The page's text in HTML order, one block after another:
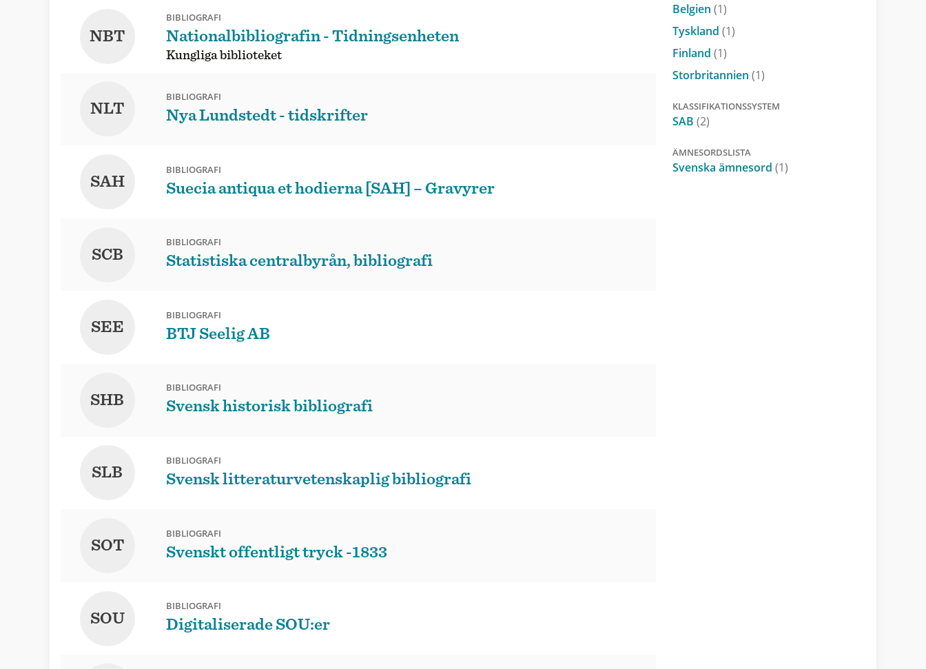
NBT
BIBLIOGRAFI
Nationalbibliografin - Tidningsenheten
Kungliga biblioteket
NLT
BIBLIOGRAFI
Nya Lundstedt - tidskrifter
SAH
BIBLIOGRAFI
Suecia antiqua et hodierna [SAH] – Gravyrer
SCB
BIBLIOGRAFI
Statistiska centralbyrån, bibliografi
SEE
BIBLIOGRAFI
BTJ Seelig AB
SHB
BIBLIOGRAFI
Svensk historisk bibliografi
SLB
BIBLIOGRAFI
Svensk litteraturvetenskaplig bibliografi
SOT
BIBLIOGRAFI
Svenskt offentligt tryck -1833
SOU
BIBLIOGRAFI
Digitaliserade SOU:er
Belgien (1)
Tyskland (1)
Finland (1)
Storbritannien (1)
KLASSIFIKATIONSSYSTEM
SAB (2)
ÄMNESORDSLISTA
Svenska ämnesord (1)